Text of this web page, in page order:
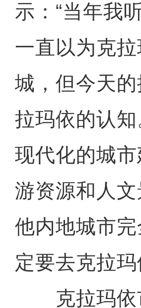
示：“当年我
一直以为克
城，但今天
拉玛依的认
现代化的城
游资源和人
他内地城市
定要去克拉
克拉玛依